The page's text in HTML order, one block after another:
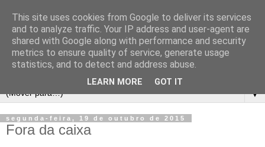
▼
segunda-feira, 19 de outubro de 2015
Fora da caixa
This site uses cookies from Google to deliver its services
and to analyze traffic. Your IP address and user-agent are
shared with Google along with performance and security
metrics to ensure quality of service, generate usage
statistics, and to detect and address abuse.
LEARN MORE GOT IT